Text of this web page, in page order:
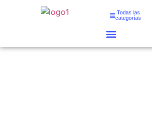
Todas las
categorías